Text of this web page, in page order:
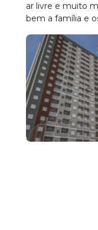
ar livre e muito
bem a família e